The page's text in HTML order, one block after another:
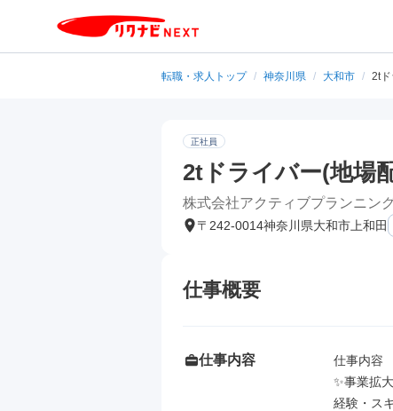
転職・求人トップ / 神奈川県 / 大和市 / 2t
正社員
2tドライバー(地場
株式会社アクティブプランニン
〒242-0014神奈川県大和市上和田
仕事概要
仕事内容
仕事内容
✨事業拡
経験・ス